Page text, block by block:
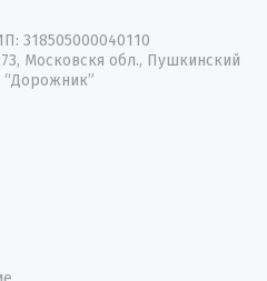
318505000040110
Московскя обл., Пушкинский